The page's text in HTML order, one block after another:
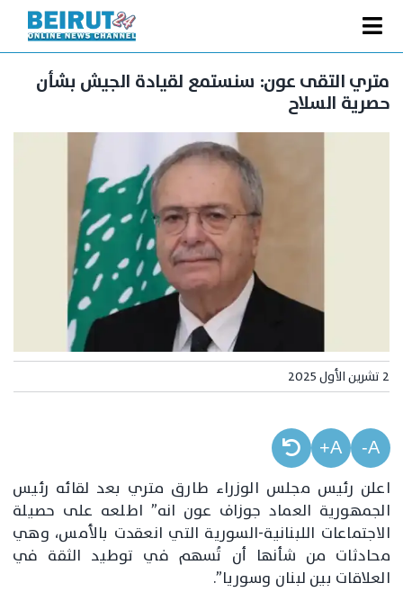
content
Toggle
Navigation
الصفحة الرئيسية
سياسة
البحث
عن:
متري التقى عون: سنستمع لقيادة الجيش بشأن
حصرية السلاح
2 تشرين الأول 2025
A-
A+
اعلن رئيس مجلس الوزراء طارق متري بعد لقائه رئيس
الجمهورية العماد جوزاف عون انه” اطلعه على حصيلة
الاجتماعات اللبنانية-السورية التي انعقدت بالأمس، وهي
محادثات من شأنها أن تُسهم في توطيد الثقة في
العلاقات بين لبنان وسوريا”.